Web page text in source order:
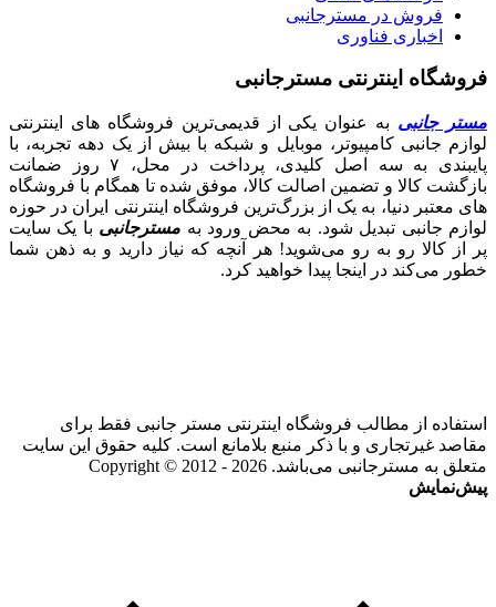
فروش در مسترجانبی
اخباری فناوری
فروشگاه اینترنتی مسترجانبی
مستر جانبی به عنوان یکی از قدیمی‌ترین فروشگاه های اینترنتی
لوازم جانبی کامپیوتر، موبایل و شبکه با بیش از یک دهه تجربه، با
پایبندی به سه اصل کلیدی، پرداخت در محل، ۷ روز ضمانت
بازگشت کالا و تضمین اصالت کالا، موفق شده تا همگام با فروشگاه‌
های معتبر دنیا، به یک از بزرگ‌ترین فروشگاه اینترنتی ایران در حوزه
لوازم جانبی تبدیل شود. به محض ورود به مسترجانبی با یک سایت
پر از کالا رو به رو می‌شوید! هر آنچه که نیاز دارید و به ذهن شما
خطور می‌کند در اینجا پیدا خواهید کرد.
استفاده از مطالب فروشگاه اینترنتی مستر جانبی فقط برای
مقاصد غیرتجاری و با ذکر منبع بلامانع است. کلیه حقوق این سایت
متعلق به مسترجانبی می‌باشد. Copyright © 2012 - 2026
پیش‌نمایش